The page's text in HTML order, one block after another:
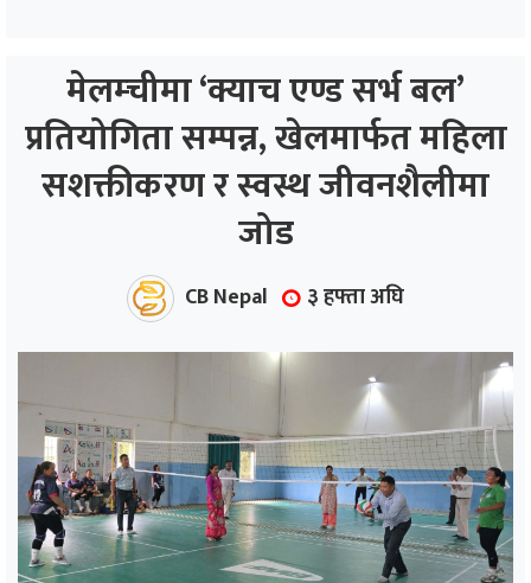
मेलम्चीमा ‘क्याच एण्ड सर्भ बल’
प्रतियोगिता सम्पन्न, खेलमार्फत महिला
सशक्तीकरण र स्वस्थ जीवनशैलीमा
जोड
CB Nepal ३ हफ्ता अघि